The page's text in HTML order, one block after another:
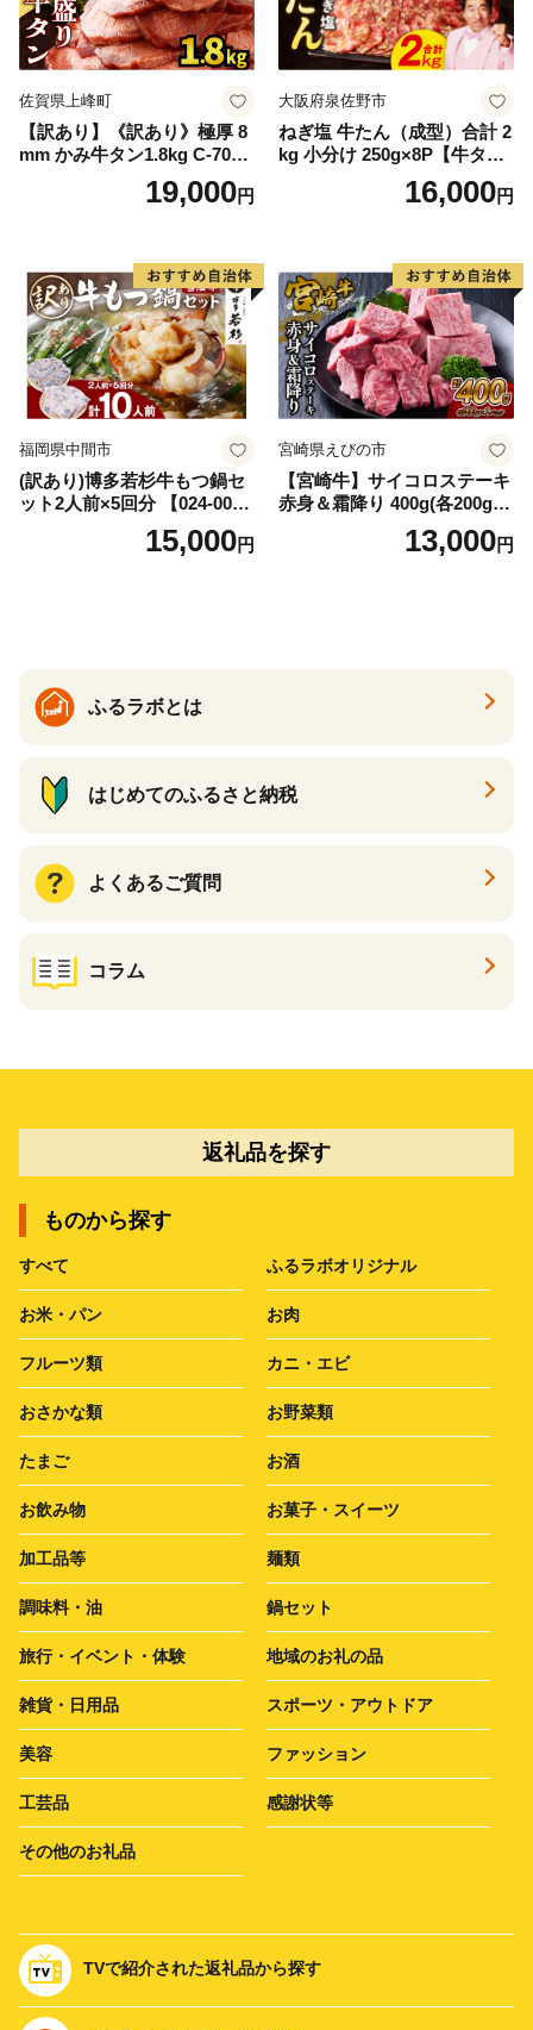
佐賀県上峰町
【訳あり】《訳あり》極厚 8
mm かみ牛タン1.8kg C-709-
19,000円
大阪府泉佐野市
ねぎ塩 牛たん（成型）合計 2
kg 小分け 250g×8P【牛タン
牛肉 焼肉用 薄切り 訳あり サ
16,000円
福岡県中間市
(訳あり)博多若杉牛もつ鍋セ
ット2人前×5回分 【024-002
15,000円
宮崎県えびの市
【宮崎牛】サイコロステーキ
赤身＆霜降り 400g(各200g×
１P 計2P) 真空パック 冷凍
13,000円
ふるラボとは
はじめてのふるさと納税
よくあるご質問
コラム
返礼品を探す
ものから探す
すべて ふるラボオリジナル
お米・パン お肉
フルーツ類 カニ・エビ
おさかな類 お野菜類
たまご お酒
お飲み物 お菓子・スイーツ
加工品等 麺類
調味料・油 鍋セット
旅行・イベント・体験 地域のお礼の品
雑貨・日用品 スポーツ・アウトドア
美容 ファッション
工芸品 感謝状等
その他のお礼品
TVで紹介された返礼品から探す